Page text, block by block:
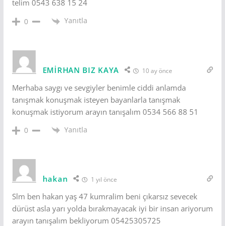
telim 0543 638 15 24
0 Yanıtla
EMİRHAN BIZ KAYA 10 ay önce
Merhaba saygı ve sevgiyler benimle ciddi anlamda
tanışmak konuşmak isteyen bayanlarla tanışmak
konuşmak istiyorum arayın tanışalım 0534 566 88 51
0 Yanıtla
hakan 1 yıl önce
Slm ben hakan yaş 47 kumralim beni çıkarsız sevecek
dürüst asla yarı yolda bırakmayacak iyi bir insan ariyorum
arayın tanışalım bekliyorum 05425305725